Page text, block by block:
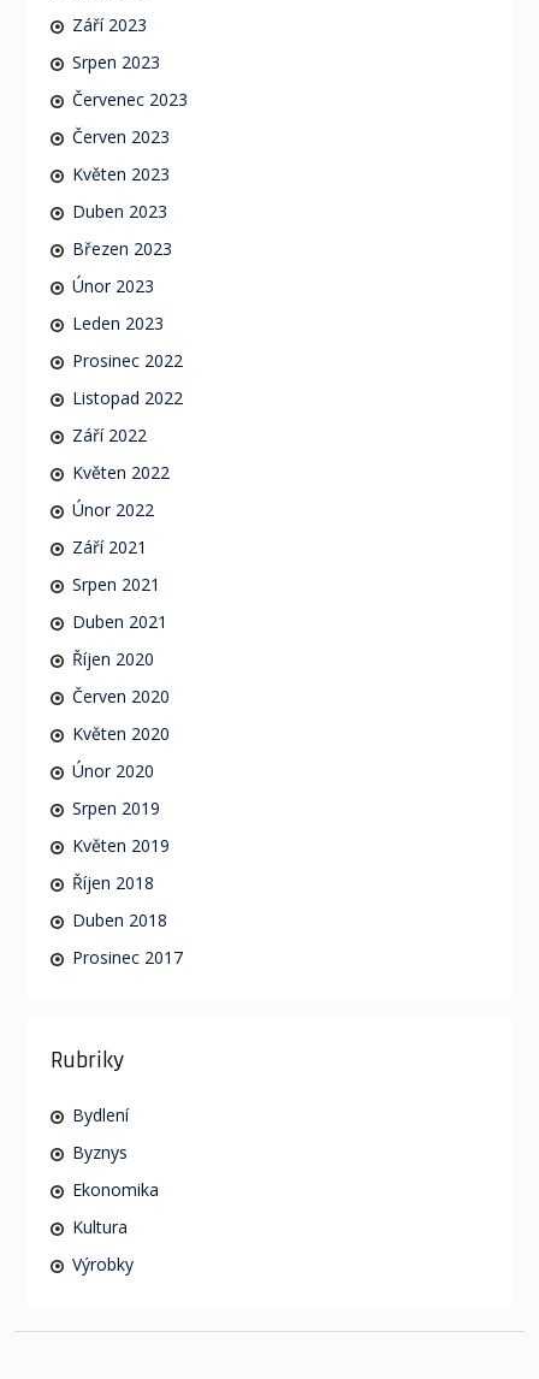
Září 2023
Srpen 2023
Červenec 2023
Červen 2023
Květen 2023
Duben 2023
Březen 2023
Únor 2023
Leden 2023
Prosinec 2022
Listopad 2022
Září 2022
Květen 2022
Únor 2022
Září 2021
Srpen 2021
Duben 2021
Říjen 2020
Červen 2020
Květen 2020
Únor 2020
Srpen 2019
Květen 2019
Říjen 2018
Duben 2018
Prosinec 2017
Rubriky
Bydlení
Byznys
Ekonomika
Kultura
Výrobky